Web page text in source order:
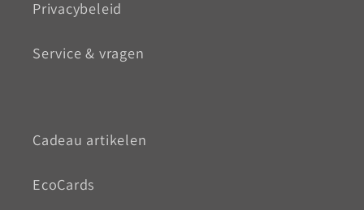
Privacybeleid
Service & vragen
Cadeau artikelen
EcoCards